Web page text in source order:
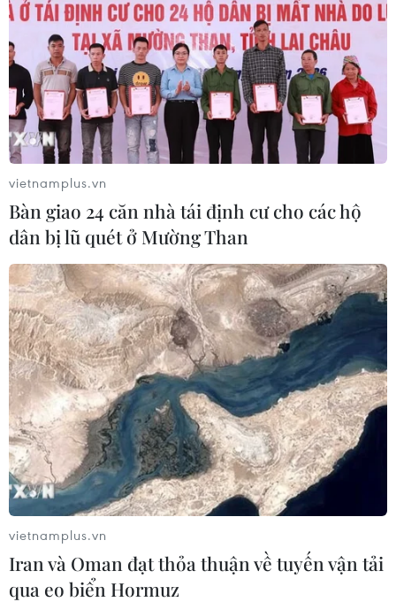
vietnamplus.vn
Bàn giao 24 căn nhà tái định cư cho các hộ
dân bị lũ quét ở Mường Than
vietnamplus.vn
Iran và Oman đạt thỏa thuận về tuyến vận tải
qua eo biển Hormuz